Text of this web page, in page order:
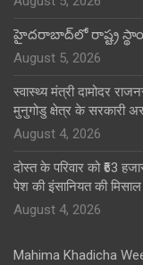
హైదరాబాద్‌లో రాష్ట్ర
August 5, 2026
स्वास्थ्य मंत्री दामोदर
मुनुगोडु क्षेत्र के सरकारी
August 4, 2026
दोस्त के परिवार को ₹63
पेश की इंसानियत की
August 4, 2026
Mahima Khadicha